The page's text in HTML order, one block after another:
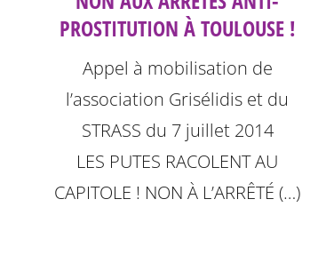
PROSTITUTION À TOULOUSE !
Appel à mobilisation de
l’association Grisélidis et du
STRASS du 7 juillet 2014
LES PUTES RACOLENT AU
CAPITOLE ! NON À L’ARRÊTÉ (…)